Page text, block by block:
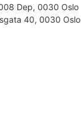
Dep, 0030 Oslo
40, 0030 Oslo